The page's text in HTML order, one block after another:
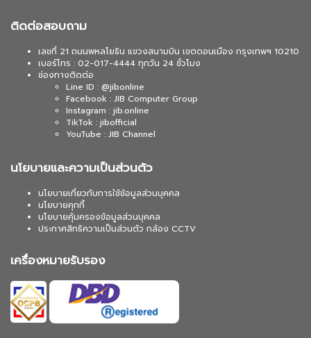
ติดต่อสอบถาม
เลขที่ 21 ถนนพหลโยธิน แขวงสนามบิน เขตดอนเมือง กรุงเทพฯ 10210
เบอร์โทร : 02-017-4444 ทุกวัน 24 ชั่วโมง
ช่องทางติดต่อ
Line ID : @jibonline
Facebook : JIB Computer Group
Instagram : jib.online
TikTok : jibofficial
YouTube : JIB Channel
นโยบายและความเป็นส่วนตัว
นโยบายเกี่ยวกับการใช้ข้อมูลส่วนบุคคล
นโยบายคุกกี้
นโยบายคุ้มครองข้อมูลส่วนบุคคล
ประกาศสิทธิความเป็นส่วนตัว กล้อง CCTV
เครื่องหมายรับรอง